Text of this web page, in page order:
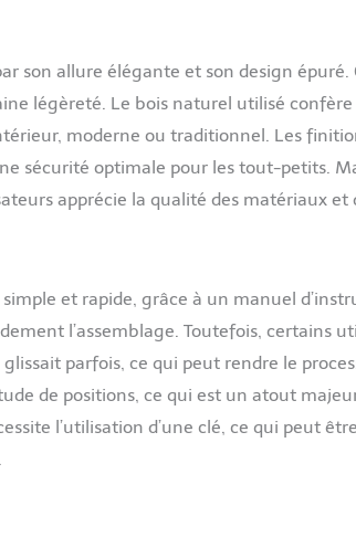
AVEC HARNAIS DE SÉCURITÉ 5
cocon douillet pour votre nouveau-né, et le
son harnais réglable. TISSUS 100 %
est conçu avec Eco Care, ce qui signifie
composé de tissus 100 % recyclés
PETIT NESTA : pour utiliser la chaise haute
vendu séparément, adapté à partir
son allure élégante et son design
légèreté. Le bois naturel utilisé
moderne ou traditionnel. Les
sécurité optimale pour les tout-petits.
apprécie la qualité des matériaux et
et rapide, grâce à un manuel
l’assemblage. Toutefois, certains
parfois, ce qui peut rendre le
de positions, ce qui est un atout
l’utilisation d’une clé, ce qui peut